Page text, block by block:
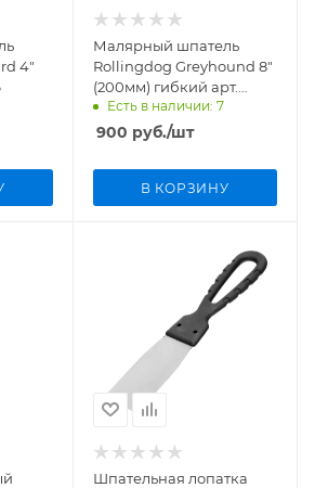
4"
Малярный шпатель
Rollingdog Greyhound 8"
(200мм) гибкий арт.
50395
Есть в наличии: 7
900 руб./шт
В КОРЗИНУ
Шпательная лопатка